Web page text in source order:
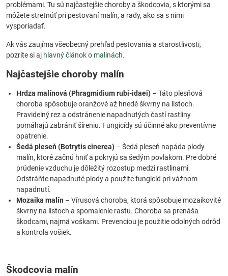
problémami. Tu sú najčastejšie choroby a škodcovia, s ktorými sa
môžete stretnúť pri pestovaní malín, a rady, ako sa s nimi
vysporiadať.
Ak vás zaujíma všeobecný prehľad pestovania a starostlivosti,
pozrite si aj hlavný článok o malinách.
Najčastejšie choroby malín
Hrdza malínová (Phragmidium rubi-idaei) – Táto plesňová
choroba spôsobuje oranžové až hnedé škvrny na listoch.
Pravidelný rez a odstránenie napadnutých častí rastliny
pomáhajú zabrániť šíreniu. Fungicídy sú účinné ako preventívne
opatrenie.
Šedá pleseň (Botrytis cinerea) – Šedá pleseň napáda plody
malín, ktoré začnú hniť a pokryjú sa šedým povlakom. Pre dobré
prúdenie vzduchu je dôležitý rozostup medzi rastlinami.
Odstráňte napadnuté plody a použite fungicíd pri vážnom
napadnutí.
Mozaika malín – Vírusová choroba, ktorá spôsobuje mozaikovité
škvrny na listoch a spomalenie rastu. Choroba sa prenáša
škodcami, najmä voškami. Prevenciou je použitie odolných odrôd
a kontrola vošiek.
Škodcovia malín